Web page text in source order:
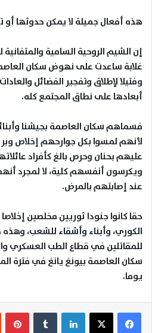
هذه أفعال جميلة لا يمكن حدوثها أو
إن الشيم الروحية السامية
غلابة ساعدت على نهوض سكان
وفتيلا لإطلاق وتفجير الفضائل
أبعادها على نطاق المجتمع كله.
فسماهم سكان العاصمة بجيشنا
لأنهم لمسوا بكل جوارحهم إخلاص
عليهم بحنان وحرص بالغ كأفراد
ويكرسون أنفسهم كلية، لا لمجرد
عند إصابتهم بالمرض.
حقا كانوا جنودا ثوريين مخلصين
الكوري، وأبناء وأشقاء للشعب،
للمقاتلين في قطاع الطب العسكري
يوما.
لينكدإن